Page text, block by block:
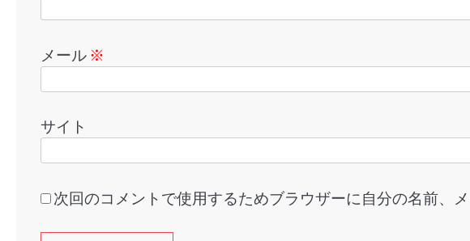
メール ※
サイト
次回のコメントで使用するためブラウザーに自分の名前、